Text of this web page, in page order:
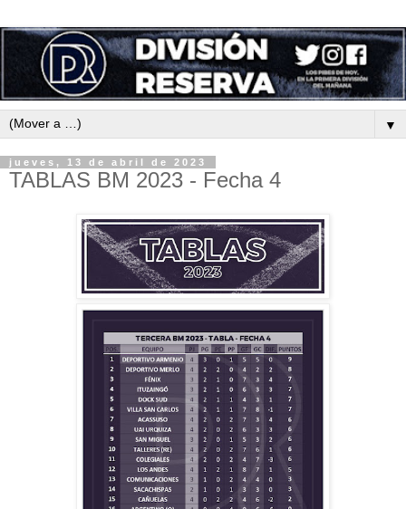
▼
jueves, 13 de abril de 2023
TABLAS BM 2023 - Fecha 4